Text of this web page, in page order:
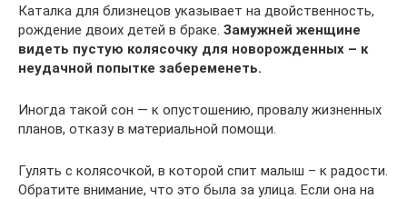
Каталка для близнецов указывает на двойственность,
рождение двоих детей в браке. Замужней женщине
видеть пустую колясочку для новорожденных – к
неудачной попытке забеременеть.
Иногда такой сон — к опустошению, провалу жизненных
планов, отказу в материальной помощи.
Гулять с колясочкой, в которой спит малыш – к радости.
Обратите внимание, что это была за улица. Если она на